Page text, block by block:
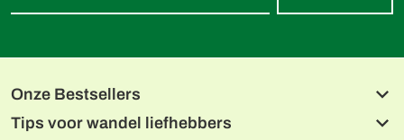
Onze Bestsellers
Beierse meren en de Isar
Tips voor wandel liefhebbers